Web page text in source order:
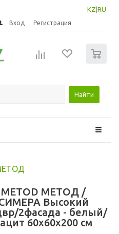
KZ RU
Вход Регистрация
Найти
METOD МЕТОД /
Высокий
2фасада - белый/
60x60x200 см